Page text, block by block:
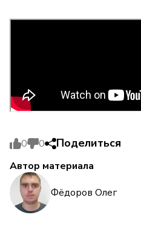
0 0 Поделиться
Автор материала
Фёдоров Олег